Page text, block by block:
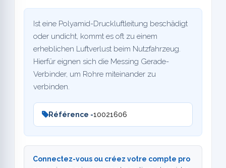
Ist eine Polyamid-Druckluftleitung beschädigt
oder undicht, kommt es oft zu einem
erheblichen Luftverlust beim Nutzfahrzeug.
Hierfür eignen sich die Messing Gerade-
Verbinder, um Rohre miteinander zu
verbinden.
Référence -10021606
Connectez-vous ou créez votre compte pro